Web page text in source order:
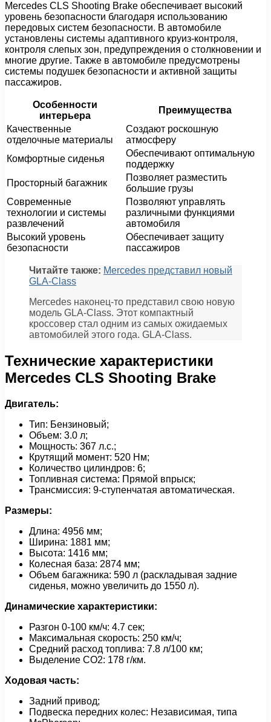
Mercedes CLS Shooting Brake обеспечивает высокий
уровень безопасности благодаря использованию
передовых систем безопасности. В автомобиле
установлены системы адаптивного круиз-контроля,
контроля слепых зон, предупреждения о столкновении и
многие другие. Также в автомобиле предусмотрены
системы подушек безопасности и активной защиты
пассажиров.
Особенности
интерьера
Преимущества
Качественные
отделочные материалы
Создают роскошную
атмосферу
Комфортные сиденья
Обеспечивают оптимальную
поддержку
Просторный багажник
Позволяет разместить
большие грузы
Современные
технологии и системы
развлечений
Позволяют управлять
различными функциями
автомобиля
Высокий уровень
безопасности
Обеспечивает защиту
пассажиров
Читайте также: Mercedes представил новый
GLA-Class
Mercedes наконец-то представил свою новую
модель GLA-Class. Этот компактный
кроссовер стал одним из самых ожидаемых
автомобилей этого года. GLA-Class.
Технические характеристики
Mercedes CLS Shooting Brake
Двигатель:
Тип: Бензиновый;
Объем: 3.0 л;
Мощность: 367 л.с.;
Крутящий момент: 520 Нм;
Количество цилиндров: 6;
Топливная система: Прямой впрыск;
Трансмиссия: 9-ступенчатая автоматическая.
Размеры:
Длина: 4956 мм;
Ширина: 1881 мм;
Высота: 1416 мм;
Колесная база: 2874 мм;
Объем багажника: 590 л (раскладывая задние
сиденья, можно увеличить до 1550 л).
Динамические характеристики:
Разгон 0-100 км/ч: 4.7 сек;
Максимальная скорость: 250 км/ч;
Средний расход топлива: 7.8 л/100 км;
Выделение CO2: 178 г/км.
Ходовая часть:
Задний привод;
Подвеска передних колес: Независимая, типа